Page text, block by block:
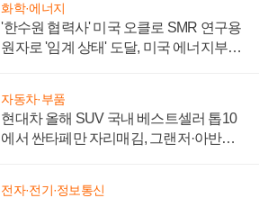
화학·에너지
'한수원 협력사' 미국 오클로 SMR 연구용
원자로 '임계 상태' 도달, 미국 에너지부
자동차·부품
현대차 올해 SUV 국내 베스트셀러 톱10
에서 싼타페만 자리매김, 그랜저·아반떼
전자·전기·정보통신